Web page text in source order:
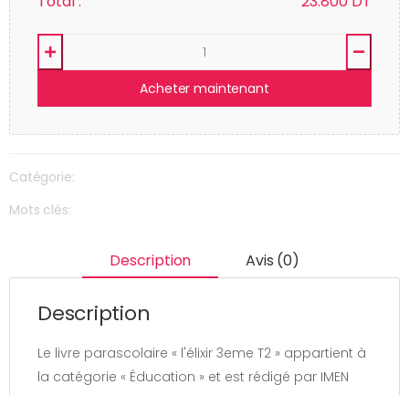
Acheter maintenant
Catégorie:
Mots clés:
Description Avis (0)
Description
Le livre parascolaire « l'élixir 3eme T2 » appartient à
la catégorie « Éducation » et est rédigé par IMEN